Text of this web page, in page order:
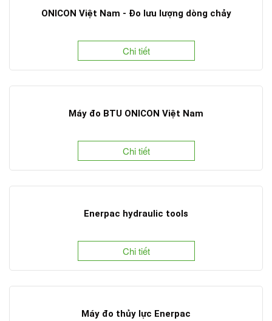
ONICON Việt Nam - Đo lưu lượng dòng chảy
Chi tiết
Máy đo BTU ONICON Việt Nam
Chi tiết
Enerpac hydraulic tools
Chi tiết
Máy đo thủy lực Enerpac